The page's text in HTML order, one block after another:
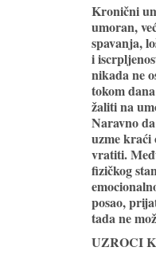
Kronični
umoran,
spavanja,
i
nikada ne
tokom
žaliti na
Naravno
uzme kraći
vratiti.
fizičkog
posao,
tada ne
UZROCI